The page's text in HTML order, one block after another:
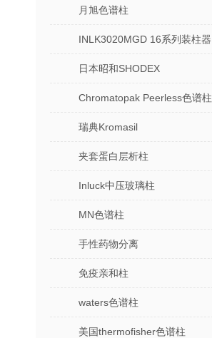
月旭色谱柱
INLK3020MGD 16系列装柱器
日本昭和SHODEX
Chromatopak Peerless色谱柱
瑞典Kromasil
夹套蛋白层析柱
Inluck中压玻璃柱
MN色谱柱
手性药物分离
免疫亲和柱
waters色谱柱
美国thermofisher色谱柱